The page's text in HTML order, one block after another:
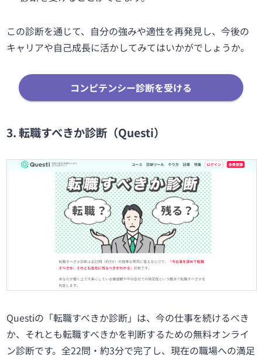
この診断を通じて、自分の強みや適性を再発見し、今後の
キャリアや自己成長に活かしてみてはいかがでしょうか。
コンピテンシー診断を受ける
3. 転職すべきか診断（Questi）
Questiの「転職すべきか診断」は、今の仕事を続けるべき
か、それとも転職すべきかを判断するための無料オンライ
ン診断です。全22問・約3分で完了し、現在の職場への満足